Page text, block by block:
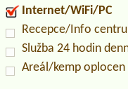
Internet/WiFi/PC
Recepce/Info
Služba 24 hodin
Areál/kemp oplocen